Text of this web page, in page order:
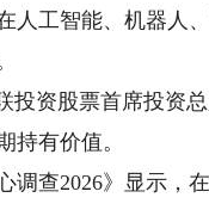
人工智能、机器人
资股票首席投资总
持有价值。
查2026》显示，在